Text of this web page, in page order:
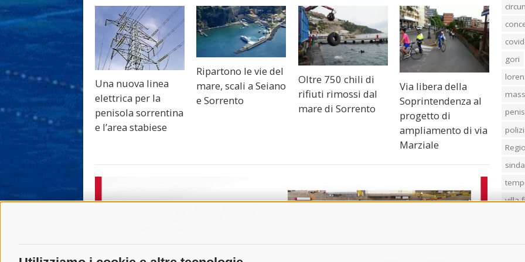
Una nuova linea
elettrica per la
penisola sorrentina
e l’area stabiese
Ripartono le vie del
mare, scali a Seiano
e Sorrento
Oltre 750 chili di
rifiuti rimossi dal
mare di Sorrento
Via libera della
Soprintendenza al
progetto di
ampliamento di via
Marziale
gori
villa